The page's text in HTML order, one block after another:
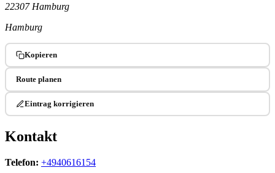
22307 Hamburg
Hamburg
Kopieren
Route planen
Eintrag korrigieren
Kontakt
Telefon: +4940616154